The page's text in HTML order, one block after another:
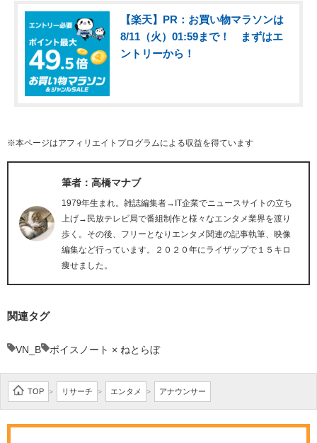
【楽天】PR：お買い物マラソンは
8/11（火）01:59まで！ まずはエ
ントリーから！
※本ページはアフィリエイトプログラムによる収益を得ています
筆者：高橋マナブ
1979年生まれ。雑誌編集者→IT企業でニュースサイトの立ち
上げ→民放テレビ局で番組制作と様々なエンタメ業界を渡り
歩く。その後、フリーとなりエンタメ関連の記事執筆、映像
編集など行っています。２０２０年にライザップで１５キロ
痩せました。
関連タグ
VN_B ボイスノート × ねとらぼ
TOP > リサーチ > エンタメ > アナウンサー